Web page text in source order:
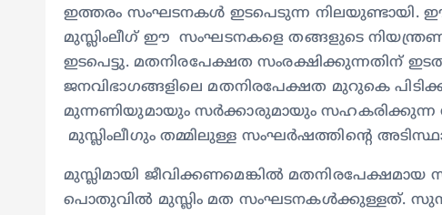
ഇത്തരം സംഘടനകൾ ഇടപെടുന്ന നിലയുണ്ടായി.
മുസ്ലിംലീഗ് ഈ സംഘടനകളെ തങ്ങളുടെ
ഇടപെട്ടു. മതനിരപേക്ഷത സംരക്ഷിക്കുന്നതിന്
ജനവിഭാഗങ്ങളിലെ മതനിരപേക്ഷത മുറുകെ
മുന്നണിയുമായും സർക്കാരുമായും സഹകരിക്കുന്ന
മുസ്ലിംലീഗും തമ്മിലുള്ള സംഘർഷത്തിന്റെ
മുസ്ലിമായി ജീവിക്കണമെങ്കിൽ
പൊതുവിൽ മുസ്ലിം മത സംഘടനകൾക്കുള്ളത്.